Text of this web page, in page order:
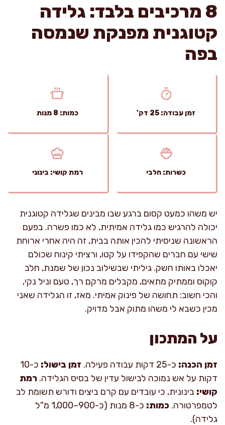
8 מרכיבים בלבד: גלידה
קטוגנית מפנקת שנמסה
בפה
זמן עבודה: 25 דק' כמות: 8 מנות
כשרות: חלבי רמת קושי: בינוני
יש משהו כמעט קסום ברגע שבו מבינים שגלידה קטוגנית
יכולה להרגיש כמו גלידה אמיתית, לא כמו פשרה. בפעם
הראשונה שניסיתי להכין אותה בבית, זה היה אחרי ארוחת
שישי עם חברים שהקפידו על קטו, ורציתי קינוח שכולם
יאכלו באותו חשק. גיליתי שבשילוב נכון של שמנת, חלב
קוקוס וממתיק מתאים, מקבלים מרקם רך, טעם וניל נקי,
והכי חשוב: תחושה של פינוק אמיתי. מאז, זו הגלידה שאני
מכין כשבא לי משהו מתוק אבל מדויק.
על המתכון
זמן הכנה: כ-25 דקות עבודה פעילה. זמן בישול:
כ-10
דקות על אש נמוכה לבישול עדין של בסיס הגלידה. רמת
קושי: בינונית, כי עובדים עם קרם ביצים ודורש תשומת לב
לטמפרטורה. כמות:
כ-8 מנות (כ-900–1,000 מ"ל
גלידה).